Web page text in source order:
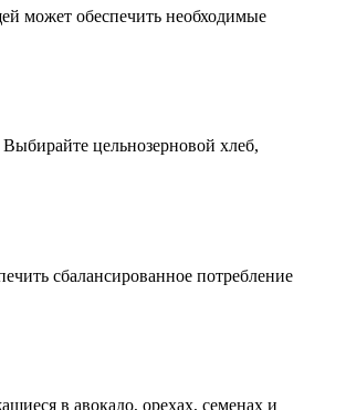
может обеспечить необходимые
цельнозерновой хлеб,
сбалансированное потребление
в авокадо, орехах, семенах и